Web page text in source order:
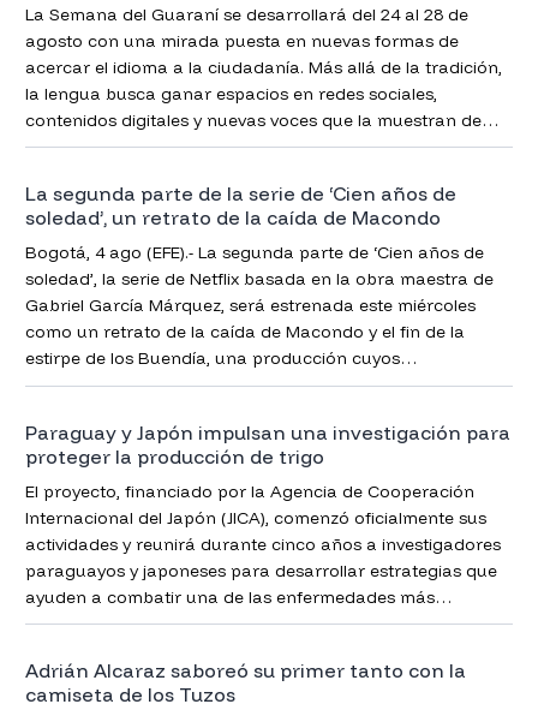
La Semana del Guaraní se desarrollará del 24 al 28 de
agosto con una mirada puesta en nuevas formas de
acercar el idioma a la ciudadanía. Más allá de la tradición,
la lengua busca ganar espacios en redes sociales,
contenidos digitales y nuevas voces que la muestran de
una manera más cercana y atractiva.
La segunda parte de la serie de ‘Cien años de
soledad’, un retrato de la caída de Macondo
Bogotá, 4 ago (EFE).- La segunda parte de ‘Cien años de
soledad’, la serie de Netflix basada en la obra maestra de
Gabriel García Márquez, será estrenada este miércoles
como un retrato de la caída de Macondo y el fin de la
estirpe de los Buendía, una producción cuyos
protagonistas aún no creen haberla sacado adelante por
Paraguay y Japón impulsan una investigación para
proteger la producción de trigo
El proyecto, financiado por la Agencia de Cooperación
Internacional del Japón (JICA), comenzó oficialmente sus
actividades y reunirá durante cinco años a investigadores
paraguayos y japoneses para desarrollar estrategias que
ayuden a combatir una de las enfermedades más
perjudiciales para el cultivo de trigo.
Adrián Alcaraz saboreó su primer tanto con la
camiseta de los Tuzos